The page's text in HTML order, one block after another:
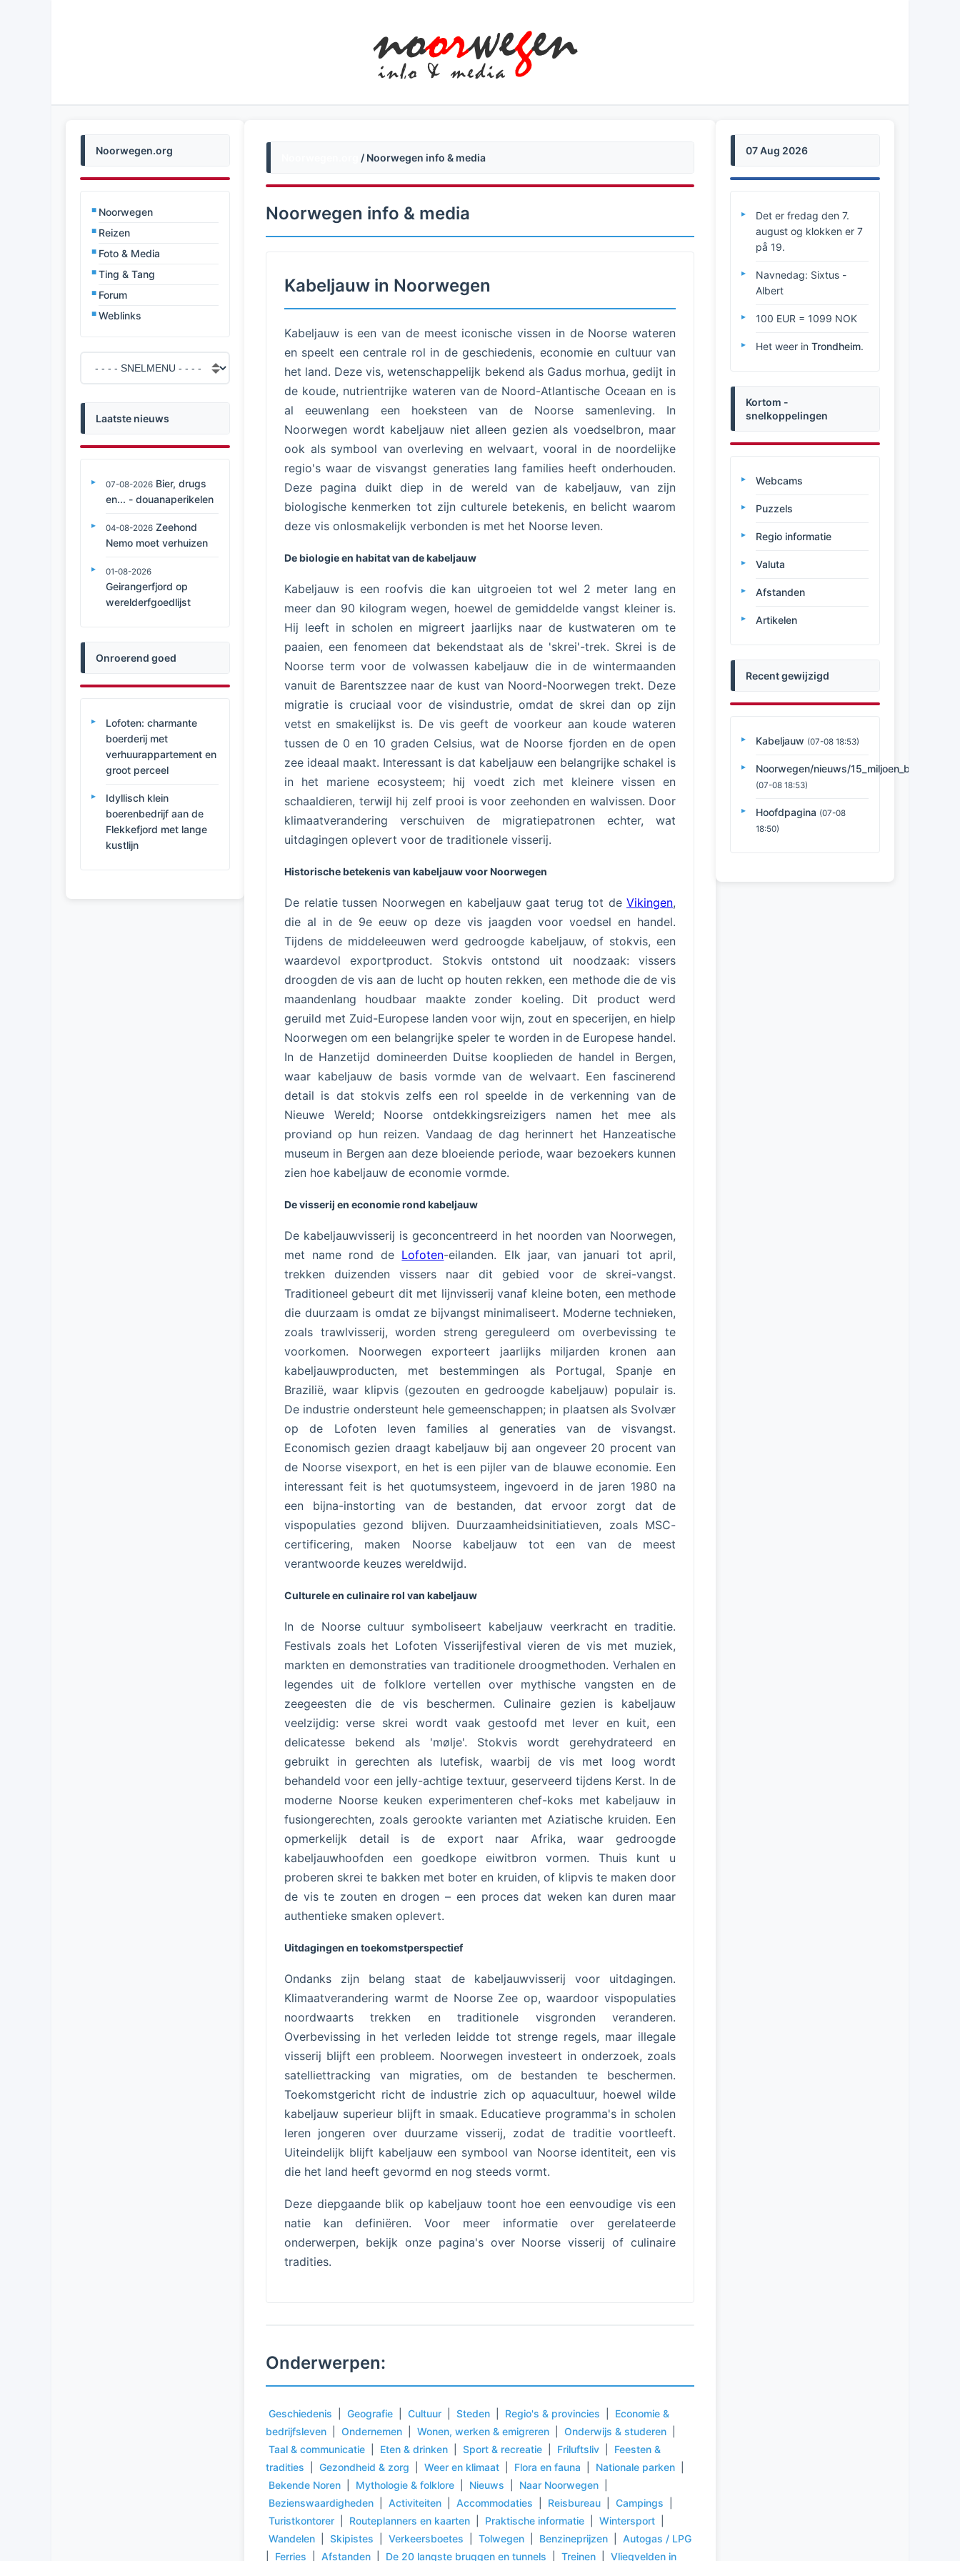
Noorwegen.org
Noorwegen
Reizen
Foto & Media
Ting & Tang
Forum
Weblinks
Laatste nieuws
07-08-2026 Bier, drugs
en... - douanaperikelen
04-08-2026 Zeehond
Nemo moet verhuizen
01-08-2026
Geirangerfjord op
werelderfgoedlijst
Onroerend goed
Lofoten: charmante
boerderij met
verhuurappartement en
groot perceel
Idyllisch klein
boerenbedrijf aan de
Flekkefjord met lange
kustlijn
/ Noorwegen info & media
Noorwegen info & media
Kabeljauw in Noorwegen
Kabeljauw is een van de meest iconische vissen in de Noorse wateren
en speelt een centrale rol in de geschiedenis, economie en cultuur van
het land. Deze vis, wetenschappelijk bekend als Gadus morhua, gedijt in
de koude, nutrientrijke wateren van de Noord-Atlantische Oceaan en is
al eeuwenlang een hoeksteen van de Noorse samenleving. In
Noorwegen wordt kabeljauw niet alleen gezien als voedselbron, maar
ook als symbool van overleving en welvaart, vooral in de noordelijke
regio's waar de visvangst generaties lang families heeft onderhouden.
Deze pagina duikt diep in de wereld van de kabeljauw, van zijn
biologische kenmerken tot zijn culturele betekenis, en belicht waarom
deze vis onlosmakelijk verbonden is met het Noorse leven.
De biologie en habitat van de kabeljauw
Kabeljauw is een roofvis die kan uitgroeien tot wel 2 meter lang en
meer dan 90 kilogram wegen, hoewel de gemiddelde vangst kleiner is.
Hij leeft in scholen en migreert jaarlijks naar de kustwateren om te
paaien, een fenomeen dat bekendstaat als de 'skrei'-trek. Skrei is de
Noorse term voor de volwassen kabeljauw die in de wintermaanden
vanuit de Barentszzee naar de kust van Noord-Noorwegen trekt. Deze
migratie is cruciaal voor de visindustrie, omdat de skrei dan op zijn
vetst en smakelijkst is. De vis geeft de voorkeur aan koude wateren
tussen de 0 en 10 graden Celsius, wat de Noorse fjorden en de open
zee ideaal maakt. Interessant is dat kabeljauw een belangrijke schakel is
in het mariene ecosysteem; hij voedt zich met kleinere vissen en
schaaldieren, terwijl hij zelf prooi is voor zeehonden en walvissen. Door
klimaatverandering verschuiven de migratiepatronen echter, wat
uitdagingen oplevert voor de traditionele visserij.
Historische betekenis van kabeljauw voor Noorwegen
De relatie tussen Noorwegen en kabeljauw gaat terug tot de Vikingen,
die al in de 9e eeuw op deze vis jaagden voor voedsel en handel.
Tijdens de middeleeuwen werd gedroogde kabeljauw, of stokvis, een
waardevol exportproduct. Stokvis ontstond uit noodzaak: vissers
droogden de vis aan de lucht op houten rekken, een methode die de vis
maandenlang houdbaar maakte zonder koeling. Dit product werd
geruild met Zuid-Europese landen voor wijn, zout en specerijen, en hielp
Noorwegen om een belangrijke speler te worden in de Europese handel.
In de Hanzetijd domineerden Duitse kooplieden de handel in Bergen,
waar kabeljauw de basis vormde van de welvaart. Een fascinerend
detail is dat stokvis zelfs een rol speelde in de verkenning van de
Nieuwe Wereld; Noorse ontdekkingsreizigers namen het mee als
proviand op hun reizen. Vandaag de dag herinnert het Hanzeatische
museum in Bergen aan deze bloeiende periode, waar bezoekers kunnen
zien hoe kabeljauw de economie vormde.
De visserij en economie rond kabeljauw
De kabeljauwvisserij is geconcentreerd in het noorden van Noorwegen,
met name rond de Lofoten-eilanden. Elk jaar, van januari tot april,
trekken duizenden vissers naar dit gebied voor de skrei-vangst.
Traditioneel gebeurt dit met lijnvisserij vanaf kleine boten, een methode
die duurzaam is omdat ze bijvangst minimaliseert. Moderne technieken,
zoals trawlvisserij, worden streng gereguleerd om overbevissing te
voorkomen. Noorwegen exporteert jaarlijks miljarden kronen aan
kabeljauwproducten, met bestemmingen als Portugal, Spanje en
Brazilië, waar klipvis (gezouten en gedroogde kabeljauw) populair is.
De industrie ondersteunt hele gemeenschappen; in plaatsen als Svolvær
op de Lofoten leven families al generaties van de visvangst.
Economisch gezien draagt kabeljauw bij aan ongeveer 20 procent van
de Noorse visexport, en het is een pijler van de blauwe economie. Een
interessant feit is het quotumsysteem, ingevoerd in de jaren 1980 na
een bijna-instorting van de bestanden, dat ervoor zorgt dat de
vispopulaties gezond blijven. Duurzaamheidsinitiatieven, zoals MSC-
certificering, maken Noorse kabeljauw tot een van de meest
verantwoorde keuzes wereldwijd.
Culturele en culinaire rol van kabeljauw
In de Noorse cultuur symboliseert kabeljauw veerkracht en traditie.
Festivals zoals het Lofoten Visserijfestival vieren de vis met muziek,
markten en demonstraties van traditionele droogmethoden. Verhalen en
legendes uit de folklore vertellen over mythische vangsten en de
zeegeesten die de vis beschermen. Culinaire gezien is kabeljauw
veelzijdig: verse skrei wordt vaak gestoofd met lever en kuit, een
delicatesse bekend als 'mølje'. Stokvis wordt gerehydrateerd en
gebruikt in gerechten als lutefisk, waarbij de vis met loog wordt
behandeld voor een jelly-achtige textuur, geserveerd tijdens Kerst. In de
moderne Noorse keuken experimenteren chef-koks met kabeljauw in
fusiongerechten, zoals gerookte varianten met Aziatische kruiden. Een
opmerkelijk detail is de export naar Afrika, waar gedroogde
kabeljauwhoofden een goedkope eiwitbron vormen. Thuis kunt u
proberen skrei te bakken met boter en kruiden, of klipvis te maken door
de vis te zouten en drogen – een proces dat weken kan duren maar
authentieke smaken oplevert.
Uitdagingen en toekomstperspectief
Ondanks zijn belang staat de kabeljauwvisserij voor uitdagingen.
Klimaatverandering warmt de Noorse Zee op, waardoor vispopulaties
noordwaarts trekken en traditionele visgronden veranderen.
Overbevissing in het verleden leidde tot strenge regels, maar illegale
visserij blijft een probleem. Noorwegen investeert in onderzoek, zoals
satelliettracking van migraties, om de bestanden te beschermen.
Toekomstgericht richt de industrie zich op aquacultuur, hoewel wilde
kabeljauw superieur blijft in smaak. Educatieve programma's in scholen
leren jongeren over duurzame visserij, zodat de traditie voortleeft.
Uiteindelijk blijft kabeljauw een symbool van Noorse identiteit, een vis
die het land heeft gevormd en nog steeds vormt.
Deze diepgaande blik op kabeljauw toont hoe een eenvoudige vis een
natie kan definiëren. Voor meer informatie over gerelateerde
onderwerpen, bekijk onze pagina's over Noorse visserij of culinaire
tradities.
Onderwerpen:
Geschiedenis Geografie Cultuur Steden Regio's & provincies
Economie &
bedrijfsleven
Ondernemen Wonen, werken & emigreren Onderwijs & studeren
Taal & communicatie
Eten & drinken Sport & recreatie Friluftsliv
Feesten &
tradities
Gezondheid & zorg Weer en klimaat Flora en fauna Nationale parken
Bekende Noren
Mythologie & folklore Nieuws Naar Noorwegen
Bezienswaardigheden
Activiteiten Accommodaties Reisbureau Campings
Turistkontorer
Routeplanners en kaarten Praktische informatie Wintersport
Wandelen
Skipistes Verkeersboetes Tolwegen Benzineprijzen
Autogas / LPG
Ferries Afstanden De 20 langste bruggen en tunnels Treinen Vliegvelden in
07 Aug 2026
Det er fredag den 7.
august og klokken er 7
på 19.
Navnedag: Sixtus -
Albert
100 EUR = 1099 NOK
Het weer in Trondheim.
Kortom -
snelkoppelingen
Webcams
Puzzels
Regio informatie
Valuta
Afstanden
Artikelen
Recent gewijzigd
Kabeljauw (07-08 18:53)
Noorwegen/nieuws/
(07-08 18:53)
Hoofdpagina (07-08
18:50)